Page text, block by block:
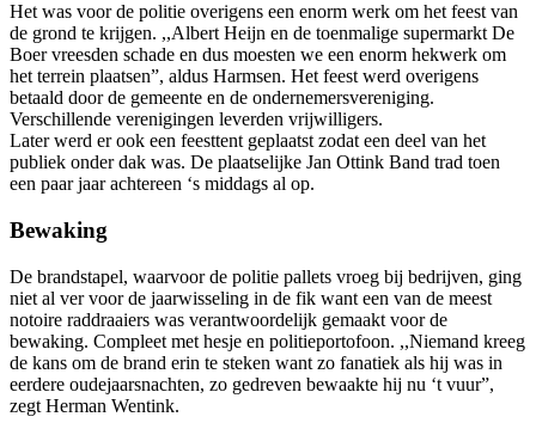
Het was voor de politie overigens een enorm werk om het feest van
de grond te krijgen. ,,Albert Heijn en de toenmalige supermarkt De
Boer vreesden schade en dus moesten we een enorm hekwerk om
het terrein plaatsen”, aldus Harmsen. Het feest werd overigens
betaald door de gemeente en de ondernemersvereniging.
Verschillende verenigingen leverden vrijwilligers.
Later werd er ook een feesttent geplaatst zodat een deel van het
publiek onder dak was. De plaatselijke Jan Ottink Band trad toen
een paar jaar achtereen ‘s middags al op.
Bewaking
De brandstapel, waarvoor de politie pallets vroeg bij bedrijven, ging
niet al ver voor de jaarwisseling in de fik want een van de meest
notoire raddraaiers was verantwoordelijk gemaakt voor de
bewaking. Compleet met hesje en politieportofoon. ,,Niemand kreeg
de kans om de brand erin te steken want zo fanatiek als hij was in
eerdere oudejaarsnachten, zo gedreven bewaakte hij nu ‘t vuur”,
zegt Herman Wentink.